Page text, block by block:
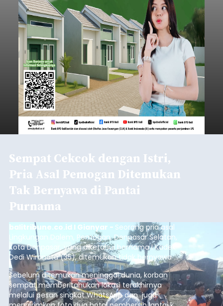
Sempat Cekcok dengan Istri,
Pria Asal Pemogan Ditemukan
Tak Bernyawa di Pantai
Purnama
balitribune.co.id I Gianyar - Seorang pria asal
Lingkungan Dalem, Pemogan, Denpasar Selatan,
Kota Denpasar, yang diketahui bernama I Kadek
Dedi Wiranata (35), ditemukan tidak bernyawa di
pesisir Pantai Purnama, Sukawati.
Sebelum ditemukan meninggal dunia, korban
sempat memberitahukan lokasi terakhirnya
melalui pesan singkat WhatsApp dan juga